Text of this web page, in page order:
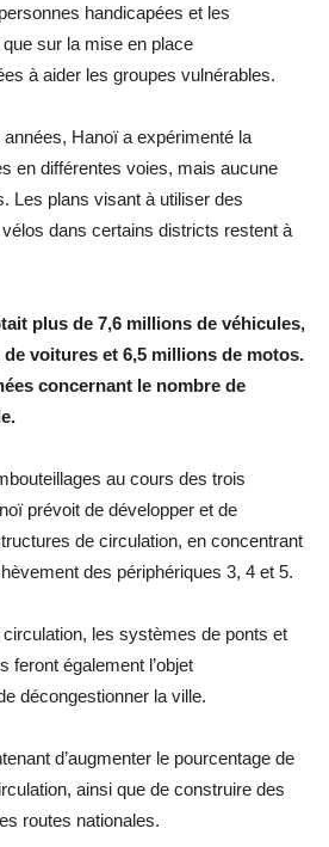
handicapées et les
sur la mise en place
à aider les groupes vulnérables.
Hanoï a expérimenté la
en différentes voies, mais aucune
Les plans visant à utiliser des
dans certains districts restent à
plus de 7,6 millions de véhicules,
voitures et 6,5 millions de motos.
concernant le nombre de
au cours des trois
prévoit de développer et de
de circulation, en concentrant
des périphériques 3, 4 et 5.
les systèmes de ponts et
feront également l’objet
décongestionner la ville.
d’augmenter le pourcentage de
ainsi que de construire des
routes nationales.